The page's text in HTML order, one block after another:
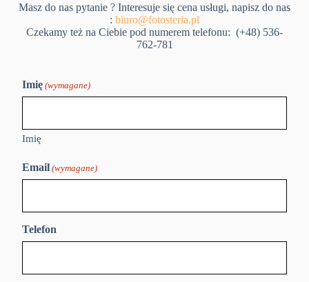
Masz do nas pytanie ? Interesuje się cena usługi, napisz do nas
: biuro@fotosteria.pl
Czekamy też na Ciebie pod numerem telefonu: (+48) 536-
762-781
Imię (wymagane)
Imię
Email (wymagane)
Telefon